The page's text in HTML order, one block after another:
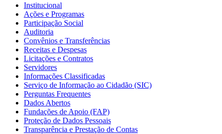
Institucional
Ações e Programas
Participação Social
Auditoria
Convênios e Transferências
Receitas e Despesas
Licitações e Contratos
Servidores
Informações Classificadas
Serviço de Informação ao Cidadão (SIC)
Perguntas Frequentes
Dados Abertos
Fundações de Apoio (FAP)
Proteção de Dados Pessoais
Transparência e Prestação de Contas